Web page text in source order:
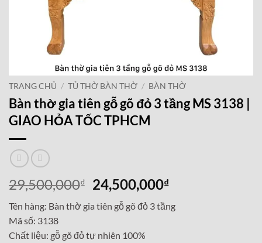
TRANG CHỦ / TỦ THỜ BÀN THỜ / BÀN THỜ
Bàn thờ gia tiên gỗ gõ đỏ 3 tầng MS 3138 |
GIAO HỎA TỐC TPHCM
29,500,000₫
Giá
gốc
là:
24,500,000₫Giá
tại
Tên hàng: Bàn thờ gia tiên gỗ gõ đỏ 3 tầng
Mã số: 3138
Chất liệu: gỗ gõ đỏ tự nhiên 100%